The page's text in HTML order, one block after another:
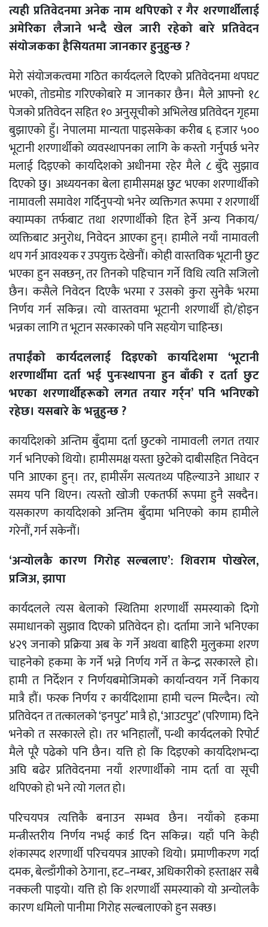
त्यही प्रतिवेदनमा अनेक नाम थपिएको र गैर शरणार्थीलाई
अमेरिका लैजाने भन्दै खेल जारी रहेको बारे प्रतिवेदन
संयोजकका हैसियतमा जानकार हुनुहुन्छ ?
मेरो संयोजकत्वमा गठित कार्यदलले दिएको प्रतिवेदनमा थपघट
भएको, तोडमोड गरिएकोबारे म जानकार छैन। मैले आफ्नो १८
पेजको प्रतिवेदन सहित १० अनुसूचीको अभिलेख प्रतिवेदन गृहमा
बुझाएको हुँ। नेपालमा मान्यता पाइसकेका करीब ६ हजार ५००
भूटानी शरणार्थीको व्यवस्थापनका लागि के कस्तो गर्नुपर्छ भनेर
मलाई दिइएको कार्यादेशको अधीनमा रहेर मैले ८ बुँदे सुझाव
दिएको छु। अध्ययनका बेला हामीसमक्ष छुट भएका शरणार्थीको
नामावली समावेश गर्दिनुपर्‍यो भनेर व्यक्तिगत रूपमा र शरणार्थी
क्याम्पका तर्फबाट तथा शरणार्थीको हित हेर्ने अन्य निकाय/
व्यक्तिबाट अनुरोध, निवेदन आएका हुन्। हामीले नयाँ नामावली
थप गर्न आवश्यक र उपयुक्त देखेनौं। कोही वास्तविक भूटानी छुट
भएका हुन सक्छन्, तर तिनको पहिचान गर्ने विधि त्यति सजिलो
छैन। कसैले निवेदन दिएकै भरमा र उसको कुरा सुनेकै भरमा
निर्णय गर्न सकिन्न। त्यो वास्तवमा भूटानी शरणार्थी हो/होइन
भन्नका लागि त भूटान सरकारको पनि सहयोग चाहिन्छ।
तपाईंको कार्यदललाई दिइएको कार्यादेशमा ‘भूटानी
शरणार्थीमा दर्ता भई पुनःस्थापना हुन बाँकी र दर्ता छुट
भएका शरणार्थीहरूको लगत तयार गर्र्न’ पनि भनिएको
रहेछ। यसबारे के भन्नुहुन्छ ?
कार्यादेशको अन्तिम बुँदामा दर्ता छुटको नामावली लगत तयार
गर्न भनिएको थियो। हामीसमक्ष यस्ता छुटेको दाबीसहित निवेदन
पनि आएका हुन्। तर, हामीसँग सत्यतथ्य पहिल्याउने आधार र
समय पनि थिएन। त्यस्तो खोजी एकतर्फी रूपमा हुनै सक्दैन।
यसकारण कार्यादेशको अन्तिम बुँदामा भनिएको काम हामीले
गरेनौं, गर्न सकेनौं।
‘अन्योलकै कारण गिरोह सल्बलाए’: शिवराम पोखरेल,
प्रजिअ, झापा
कार्यदलले त्यस बेलाको स्थितिमा शरणार्थी समस्याको दिगो
समाधानको सुझाव दिएको प्रतिवेदन हो। दर्तामा जाने भनिएका
४२९ जनाको प्रक्रिया अब के गर्ने अथवा बाहिरी मुलुकमा शरण
चाहनेको हकमा के गर्ने भन्ने निर्णय गर्ने त केन्द्र सरकारले हो।
हामी त निर्देशन र निर्णयबमोजिमको कार्यान्वयन गर्ने निकाय
मात्रै हौं। फरक निर्णय र कार्यदिशामा हामी चल्न मिल्दैन। त्यो
प्रतिवेदन त तत्कालको ‘इनपुट’ मात्रै हो, ‘आउटपुट’ (परिणाम) दिने
भनेको त सरकारले हो। तर भनिहालौं, पन्थी कार्यदलको रिपोर्ट
मैले पूरै पढेको पनि छैन। यत्ति हो कि दिइएको कार्यादेशभन्दा
अघि बढेर प्रतिवेदनमा नयाँ शरणार्थीको नाम दर्ता वा सूची
थपिएको हो भने त्यो गलत हो।
परिचयपत्र त्यत्तिकै बनाउन सम्भव छैन। नयाँको हकमा
मन्त्रीस्तरीय निर्णय नभई कार्ड दिन सकिन्न। यहाँ पनि केही
शंकास्पद शरणार्थी परिचयपत्र आएको थियो। प्रमाणीकरण गर्दा
दमक, बेल्डाँगीको ठेगाना, हट–नम्बर, अधिकारीको हस्ताक्षर सबै
नक्कली पाइयो। यत्ति हो कि शरणार्थी समस्याको यो अन्योलकै
कारण धमिलो पानीमा गिरोह सल्बलाएको हुन सक्छ।